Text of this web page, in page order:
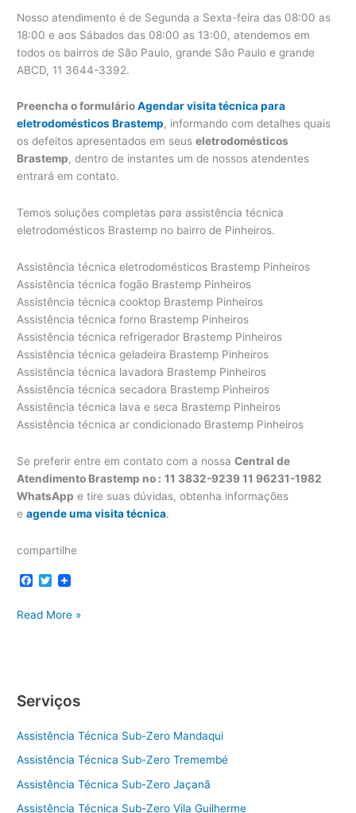
Nosso atendimento é de Segunda a Sexta-feira das 08:00 as
18:00 e aos Sábados das 08:00 as 13:00, atendemos em
todos os bairros de São Paulo, grande São Paulo e grande
ABCD, 11 3644-3392.
Preencha o formulárioAgendar visita técnica para
eletrodomésticos Brastemp, informando com detalhes quais
os defeitos apresentados em seuseletrodomésticos
Brastemp, dentro de instantes um de nossos atendentes
entrará em contato.
Temos soluções completas para assistência técnica
eletrodomésticos Brastemp no bairro de Pinheiros.
Assistência técnica eletrodomésticos Brastemp Pinheiros
Assistência técnica fogão Brastemp Pinheiros
Assistência técnica cooktop Brastemp Pinheiros
Assistência técnica forno Brastemp Pinheiros
Assistência técnica refrigerador Brastemp Pinheiros
Assistência técnica geladeira Brastemp Pinheiros
Assistência técnica lavadora Brastemp Pinheiros
Assistência técnica secadora Brastemp Pinheiros
Assistência técnica lava e seca Brastemp Pinheiros
Assistência técnica ar condicionado Brastemp Pinheiros
Se preferir entre em contato com a nossaCentral de
Atendimento Brastemp no : 11 3832-9239 11 96231-1982
WhatsApp e tire suas dúvidas, obtenha informações
eagende uma visita técnica.
compartilhe
F
e
T
t
Assistência
Read More »
Serviços
Assistência Técnica Sub-Zero Mandaqui
Assistência Técnica Sub-Zero Tremembé
Assistência Técnica Sub-Zero Jaçanã
Assistência Técnica Sub-Zero Vila Guilherme